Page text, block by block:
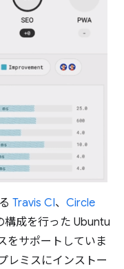
Travis CI、 Circle
構成を行った Ubuntu
をサポートしていま
レミスにインストー